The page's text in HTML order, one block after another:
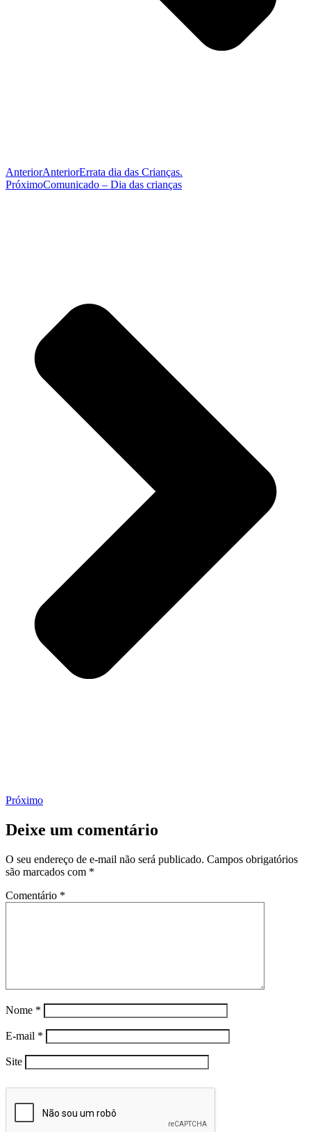
AnteriorAnteriorErrata dia das Crianças.
PróximoComunicado – Dia das crianças
Próximo
Deixe um comentário
O seu endereço de e-mail não será publicado. Campos obrigatórios
são marcados com *
Comentário *
Nome *
E-mail *
Site